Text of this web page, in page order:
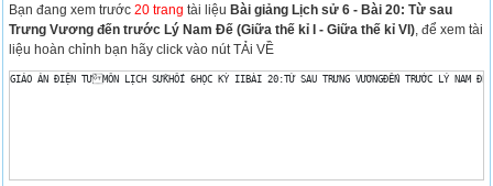
Bạn đang xem trước20 trang tài liệuBài giảng Lịch sử 6 - Bài 20: Từ sau
Trưng Vương đến trước Lý Nam Đế (Giữa thế kỉ I - Giữa thế kỉ VI) , để xem tài
liệu hoàn chỉnh bạn hãy click vào nút TẢi VỀ
GIÁO ÁN ĐIỆN TỬMÔN LỊCH SỬKHỐI 6HỌC KỲ IIBÀI 20:TỪ SAU TRƯNG VƯƠNGĐẾN TRƯỚC LÝ